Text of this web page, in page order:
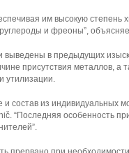
им высокую степень
и фреоны”,
в предыдущих
присутствия металлов, а
утилизации.
и состав из индивидуальных
“Последняя особенность